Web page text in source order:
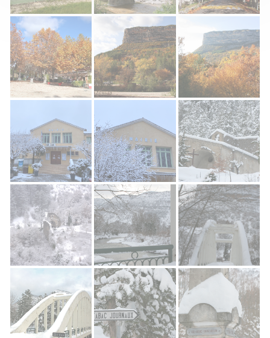
Terrain de tennis de RémuzatPont de l'eygues RémuzatRémuzat Village
Rocher du Caire RémuzatRocher du Caire
Mairie de Rémuzat Mairie Rémuzat Chapelle saint
Chapelle Saint Michel Rémuzat
Pont de L'oule Pont de L'oule